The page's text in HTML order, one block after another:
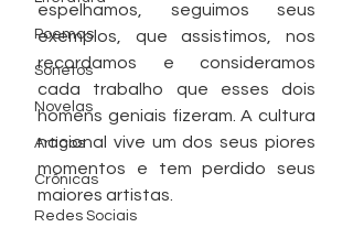
Cinema
Barreto
Cinema
Barreto
Poemas
Sonetos
Novelas
Artigos
Crônicas
Redes Sociais
espelhamos, seguimos seus
exemplos, que assistimos, nos
recordamos e consideramos
cada trabalho que esses dois
homens geniais fizeram. A cultura
nacional vive um dos seus piores
momentos e tem perdido seus
maiores artistas.